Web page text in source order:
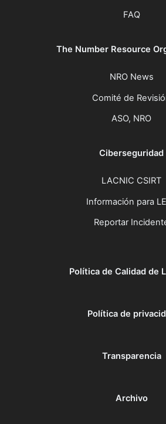
FAQ
The Number Resource
NRO News
Comité de
ASO, NRO
Ciberseguridad
LACNIC CSIRT
Información para
Reportar
Política de Calidad de
Política de
Transparencia
Archivo